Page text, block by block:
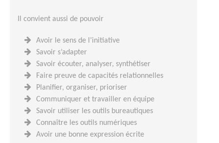
Il convient aussi de pouvoir
Avoir le sens de l’initiative
Savoir s’adapter
Savoir écouter, analyser, synthétiser
Faire preuve de capacités relationnelles
Planifier, organiser, prioriser
Communiquer et travailler en équipe
Savoir utiliser les outils bureautiques
Connaître les outils numériques
Avoir une bonne expression écrite